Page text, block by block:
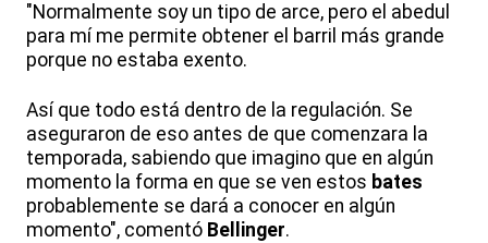
"Normalmente soy un tipo de arce, pero el abedul
para mí me permite obtener el barril más grande
porque no estaba exento.
Así que todo está dentro de la regulación. Se
aseguraron de eso antes de que comenzara la
temporada, sabiendo que imagino que en algún
momento la forma en que se ven estos bates
probablemente se dará a conocer en algún
momento", comentó Bellinger.